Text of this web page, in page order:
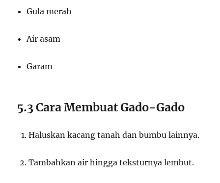
Gula merah
Air asam
Garam
5.3 Cara Membuat Gado-Gado
Haluskan kacang tanah dan bumbu lainnya.
Tambahkan air hingga teksturnya lembut.